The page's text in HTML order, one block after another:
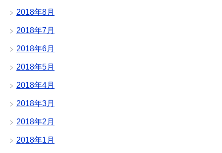
2018年8月
2018年7月
2018年6月
2018年5月
2018年4月
2018年3月
2018年2月
2018年1月